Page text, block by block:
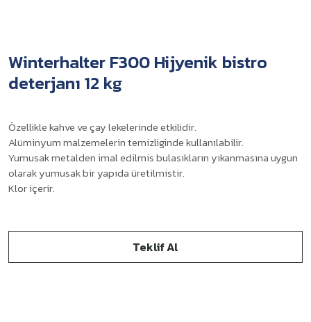
Winterhalter F300 Hijyenik bistro
deterjanı 12 kg
Özellikle kahve ve çay lekelerinde etkilidir.
Alüminyum malzemelerin temizliginde kullanılabilir.
Yumusak metalden imal edilmis bulasıkların yıkanmasına uygun
olarak yumusak bir yapıda üretilmistir.
Klor içerir.
Teklif Al